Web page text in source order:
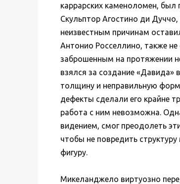
каррарских каменоломен, был
Скульптор Агостино ди
неизвестным причинам
Антонио Росселлино, также
заброшенным на протяжении
взялся за создание
толщину и неправильную
дефекты сделали его крайне
работа с ним невозможна.
видением, смог преодолеть
чтобы не повредить
фигуру.
Микеланджело виртуозно